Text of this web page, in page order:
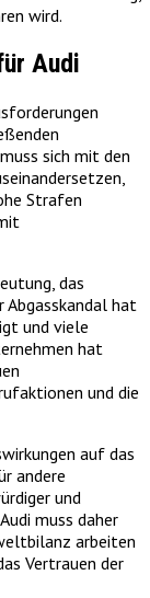
wird.
Audi
sich mit den
Strafen
das
Abgasskandal hat
und viele
hat
und die
auf das
andere
und
muss daher
arbeiten
Vertrauen der